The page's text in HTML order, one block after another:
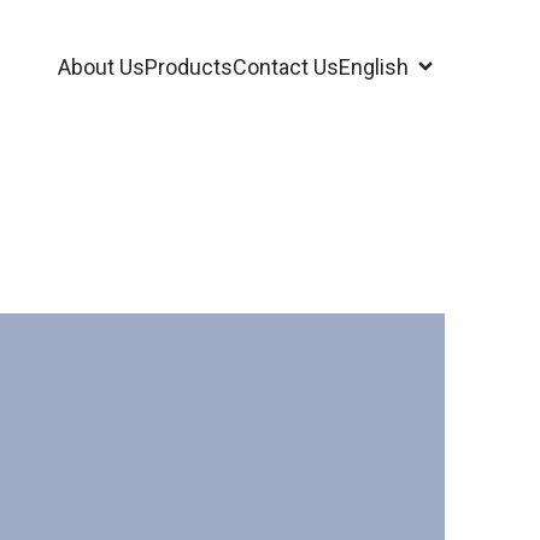
About UsProductsContact UsEnglish